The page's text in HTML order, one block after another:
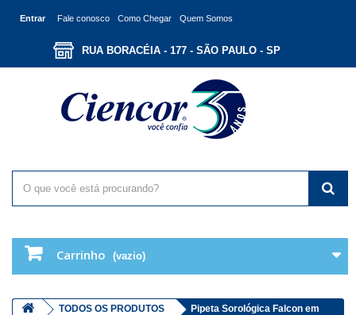
Entrar Fale conosco Como Chegar Quem Somos
RUA BORACÉIA - 177 - SÃO PAULO - SP
Carrinho (vazio)
TODOS OS PRODUTOS
Pipeta Sorológica Falcon em